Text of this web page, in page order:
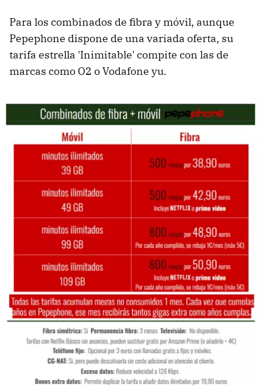
Para los combinados de fibra y móvil, aunque
Pepephone dispone de una variada oferta, su
tarifa estrella 'Inimitable' compite con las de
marcas como O2 o Vodafone yu.